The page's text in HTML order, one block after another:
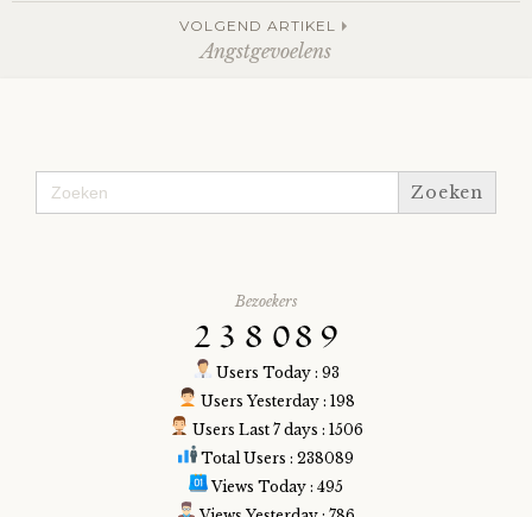
navigationVOLGEND ARTIKEL
Angstgevoelens
Zoek
naar:
Bezoekers
Users Today : 93
Users Yesterday : 198
Users Last 7 days : 1506
Total Users : 238089
Views Today : 495